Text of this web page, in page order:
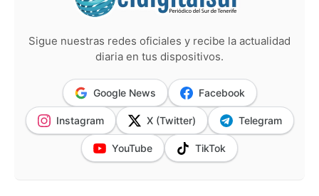
Sigue nuestras redes oficiales y recibe la actualidad
diaria en tus dispositivos.
Google News Facebook
Instagram X (Twitter) Telegram
YouTube TikTok